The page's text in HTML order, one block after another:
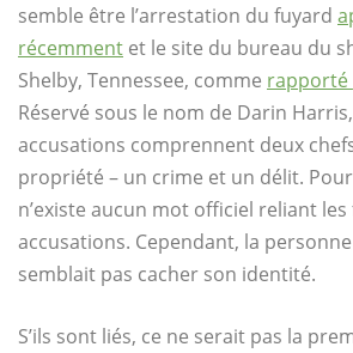
semble être l’arrestation du fuyard
récemment et le site du bureau du
Shelby, Tennessee, comme rapporté
Réservé sous le nom de Darin
accusations comprennent deux
propriété – un crime et un délit.
n’existe aucun mot officiel reliant
accusations. Cependant, la
semblait pas cacher son identité.
S’ils sont liés, ce ne serait pas la